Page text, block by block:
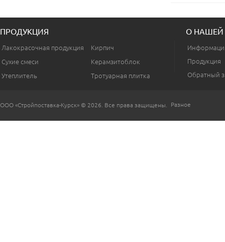
ПРОДУКЦИЯ
Лакокрасочная продукция
Сухие смеси
Утеплитель
Кирпич
Керамзитоблок
Тротуарная плитка
О
Продукция
Обратный
ООО «Стройпоставка-Курск» © 2026. Все права защищены. Разное